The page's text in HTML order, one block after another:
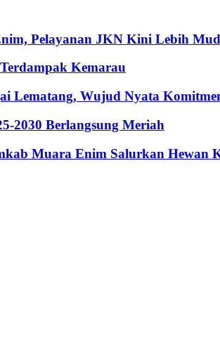
Pelayanan JKN Kini Lebih
Kemarau
Lematang, Wujud Nyata
2030 Berlangsung Meriah
Muara Enim Salurkan Hewan